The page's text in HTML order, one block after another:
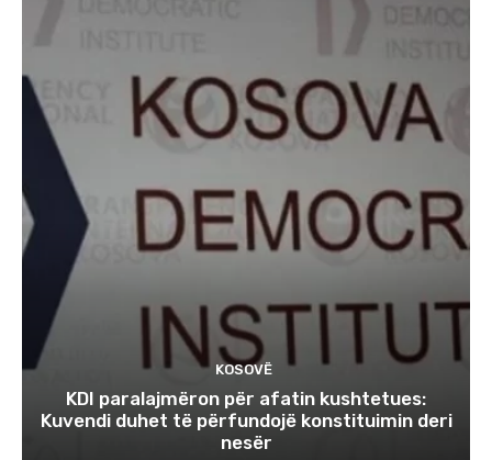
KOSOVË
KDI paralajmëron për afatin kushtetues:
Kuvendi duhet të përfundojë konstituimin deri
nesër